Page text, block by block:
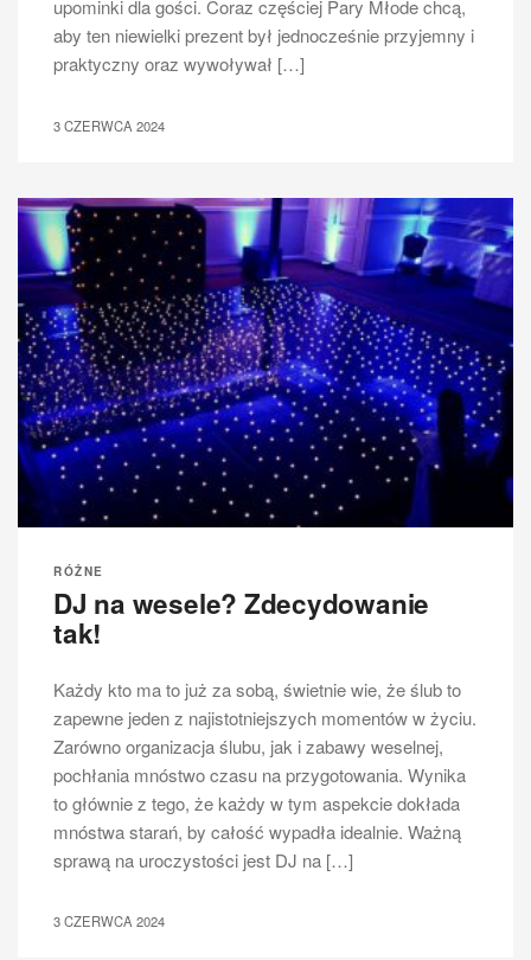
upominki dla gości. Coraz częściej Pary Młode chcą,
aby ten niewielki prezent był jednocześnie przyjemny i
praktyczny oraz wywoływał […]
3 CZERWCA 2024
RÓŻNE
DJ na wesele? Zdecydowanie
tak!
Każdy kto ma to już za sobą, świetnie wie, że ślub to
zapewne jeden z najistotniejszych momentów w życiu.
Zarówno organizacja ślubu, jak i zabawy weselnej,
pochłania mnóstwo czasu na przygotowania. Wynika
to głównie z tego, że każdy w tym aspekcie dokłada
mnóstwa starań, by całość wypadła idealnie. Ważną
sprawą na uroczystości jest DJ na […]
3 CZERWCA 2024